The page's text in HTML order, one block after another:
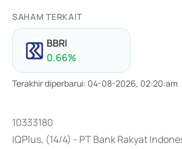
SAHAM TERKAIT
BBRI
0.66%
Terakhir diperbarui: 04-08-2026, 02:20:am
10333180
IQPlus, (14/4) - PT Bank Rakyat